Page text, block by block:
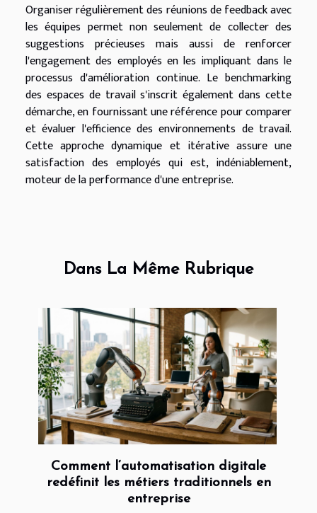
Organiser régulièrement des réunions de feedback avec
les équipes permet non seulement de collecter des
suggestions précieuses mais aussi de renforcer
l'engagement des employés en les impliquant dans le
processus d'amélioration continue. Le benchmarking
des espaces de travail s'inscrit également dans cette
démarche, en fournissant une référence pour comparer
et évaluer l'efficience des environnements de travail.
Cette approche dynamique et itérative assure une
satisfaction des employés qui est, indéniablement,
moteur de la performance d'une entreprise.
Dans La Même Rubrique
Comment l’automatisation digitale
redéfinit les métiers traditionnels en
entreprise